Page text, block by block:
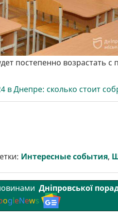
постепенно возрастать с
в Днепре: сколько стоит
Интересные события,
Дніпровської
ogleNews